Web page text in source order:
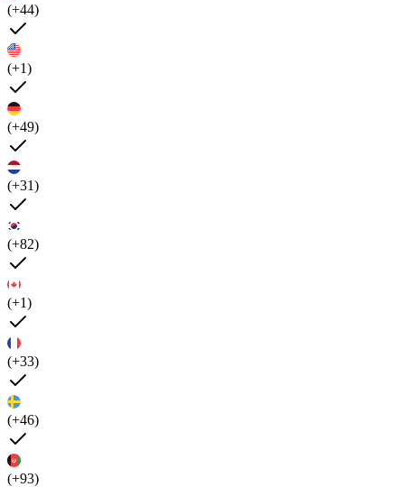
(+44)
(+1)
(+49)
(+31)
(+82)
(+1)
(+33)
(+46)
(+93)